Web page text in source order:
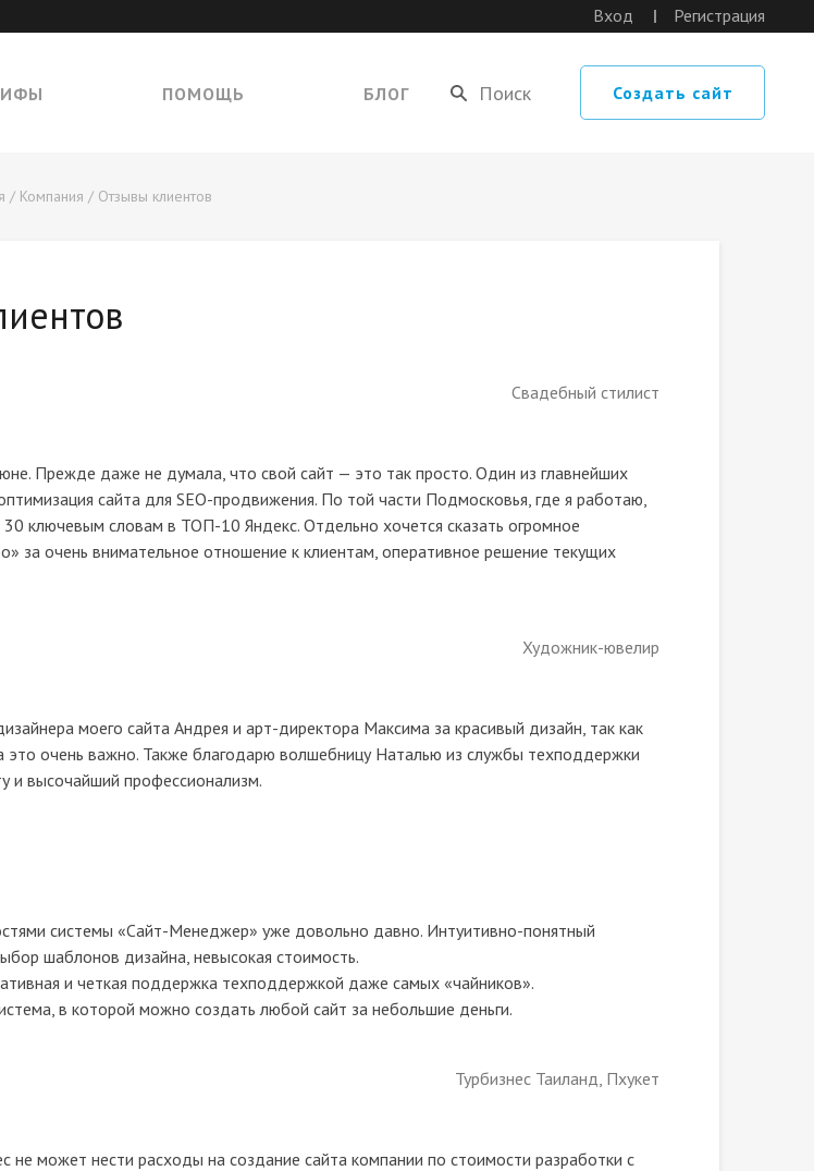
Вход Регистрация
ПОМОЩЬ БЛОГ Создать сайт
/ Компания / Отзывы клиентов
Свадебный стилист
Прежде даже не думала, что свой сайт — это так просто. Один из главнейших
сайта для SEO-продвижения. По той части Подмосковья, где я работаю,
ключевым словам в ТОП-10 Яндекс. Отдельно хочется сказать огромное
за очень внимательное отношение к клиентам, оперативное решение текущих
Художник-ювелир
моего сайта Андрея и арт-директора Максима за красивый дизайн, так как
это очень важно. Также благодарю волшебницу Наталью из службы техподдержки
и высочайший профессионализм.
системы «Сайт-Менеджер» уже довольно давно. Интуитивно-понятный
шаблонов дизайна, невысокая стоимость.
и четкая поддержка техподдержкой даже самых «чайников».
в которой можно создать любой сайт за небольшие деньги.
Турбизнес Таиланд, Пхукет
не может нести расходы на создание сайта компании по стоимости разработки с